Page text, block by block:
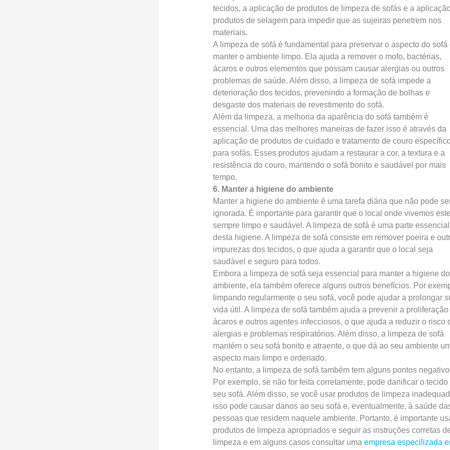
tecidos, a aplicação de produtos de limpeza de sofás e a
produtos de selagem para impedir que as sujeiras penetrem nos
materiais.
A limpeza de sofá é fundamental para preservar o aspecto do sofá
manter o ambiente limpo. Ela ajuda a remover o mofo, bactérias,
ácaros e outros elementos que possam causar alergias ou outros
problemas de saúde. Além disso, a limpeza de sofá impede a
deterioração dos tecidos, prevenindo a formação de bolhas e
desgaste dos materiais de revestimento do sofá.
Além da limpeza, a melhoria da aparência do sofá também é
essencial. Uma das melhores maneiras de fazer isso é através da
aplicação de produtos de cuidado e tratamento de couro
para sofás. Esses produtos ajudam a restaurar a cor, a textura e a
resistência do couro, mantendo o sofá bonito e saudável por mais
tempo.
6. Manter a higiene do ambiente
Manter a higiene do ambiente é uma tarefa diária que não pode
ignorada. É importante para garantir que o local onde vivemos
sempre limpo e saudável. A limpeza de sofá é uma parte essencial
desta higiene. A limpeza de sofá consiste em remover poeira e
impurezas dos tecidos, o que ajuda a garantir que o local seja
saudável e seguro para todos.
Embora a limpeza de sofá seja essencial para manter a higiene do
ambiente, ela também oferece alguns outros benefícios. Por
limpando regularmente o seu sofá, você pode ajudar a prolongar
vida útil. A limpeza de sofá também ajuda a prevenir a proliferação
ácaros e outros agentes infecciosos, o que ajuda a reduzir o risco
alergias e problemas respiratórios. Além disso, a limpeza de sofá
mantém o seu sofá bonito e atraente, o que dá ao seu ambiente
aspecto mais limpo e ordenado.
No entanto, a limpeza de sofá também tem alguns pontos
Por exemplo, se não for feita corretamente, pode danificar o tecido
seu sofá. Além disso, se você usar produtos de limpeza
isso pode causar danos ao seu sofá e, eventualmente, à saúde
pessoas que residem naquele ambiente. Portanto, é importante
produtos de limpeza apropriados e seguir as instruções corretas
limpeza e em alguns casos consultar uma empresa especilizada